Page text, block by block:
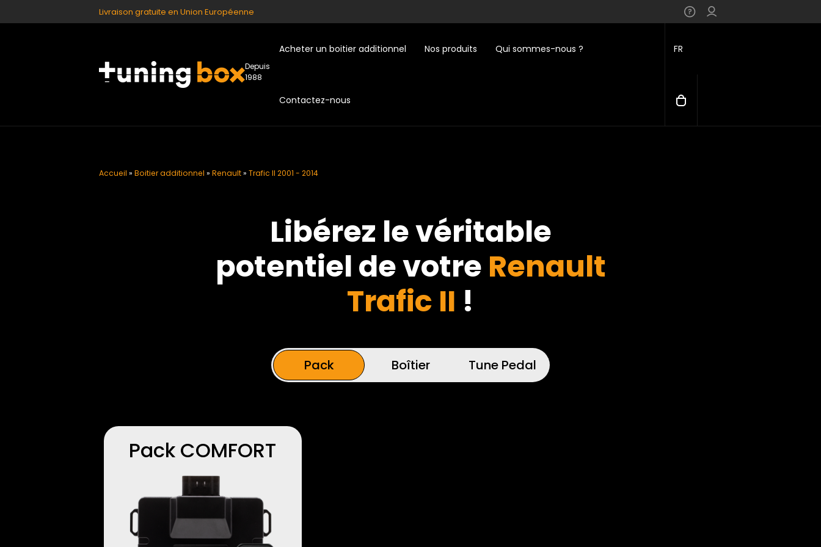
Livraison gratuite en Union Européenne
Depuis
1988
Acheter un boitier additionnel Nos produits Qui sommes-nous ?
Contactez-nous
FR
Accueil » Boitier additionnel » Renault» Trafic II 2001 - 2014
Libérez le véritable
potentiel de votre Renault
Trafic II !
Pack Boîtier Tune Pedal
Pack COMFORT